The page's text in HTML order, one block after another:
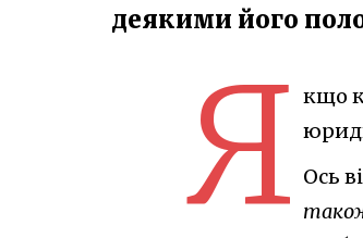
деякими його
Я кщо
Ось